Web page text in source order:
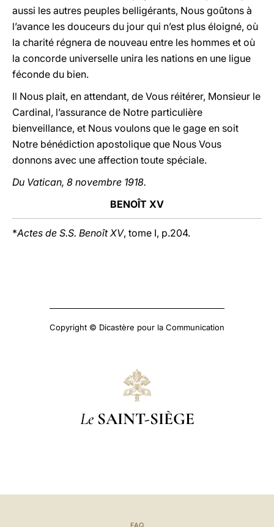
aussi les autres peuples belligérants, Nous goûtons à
l’avance les douceurs du jour qui n’est plus éloigné, où
la charité régnera de nouveau entre les hommes et où
la concorde universelle unira les nations en une ligue
féconde du bien.
Il Nous plait, en attendant, de Vous réitérer, Monsieur le
Cardinal, l’assurance de Notre particulière
bienveillance, et Nous voulons que le gage en soit
Notre bénédiction apostolique que Nous Vous
donnons avec une affection toute spéciale.
Du Vatican, 8 novembre 1918.
BENOÎT XV
*Actes de S.S. Benoît XV, tome I, p.204.
Copyright © Dicastère pour la Communication
Le SAINT-SIÈGE
FAQ